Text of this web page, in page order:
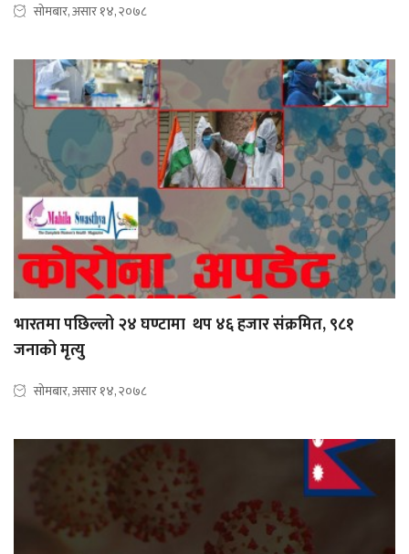
सोमबार, असार १४, २०७८
भारतमा पछिल्लो २४ घण्टामा थप ४६ हजार संक्रमित, ९८१
जनाको मृत्यु
सोमबार, असार १४, २०७८